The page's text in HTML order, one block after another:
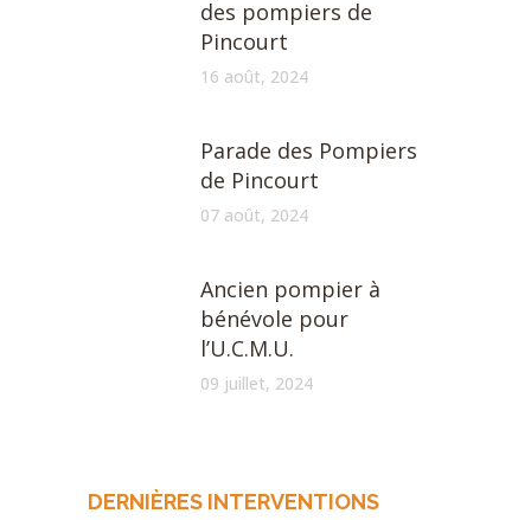
des pompiers de
Pincourt
16 août, 2024
Parade des Pompiers
de Pincourt
07 août, 2024
Ancien pompier à
bénévole pour
l’U.C.M.U.
09 juillet, 2024
DERNIÈRES INTERVENTIONS